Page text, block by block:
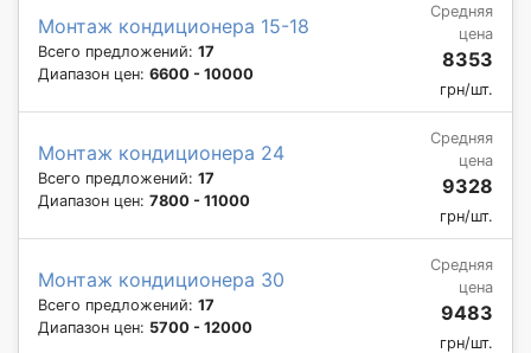
Монтаж кондиционера 15-18
Всего предложений: 17
Диапазон цен: 6600 - 10000
Средняя
цена
8353
грн/шт.
Монтаж кондиционера 24
Всего предложений: 17
Диапазон цен: 7800 - 11000
Средняя
цена
9328
грн/шт.
Монтаж кондиционера 30
Всего предложений: 17
Диапазон цен: 5700 - 12000
Средняя
цена
9483
грн/шт.